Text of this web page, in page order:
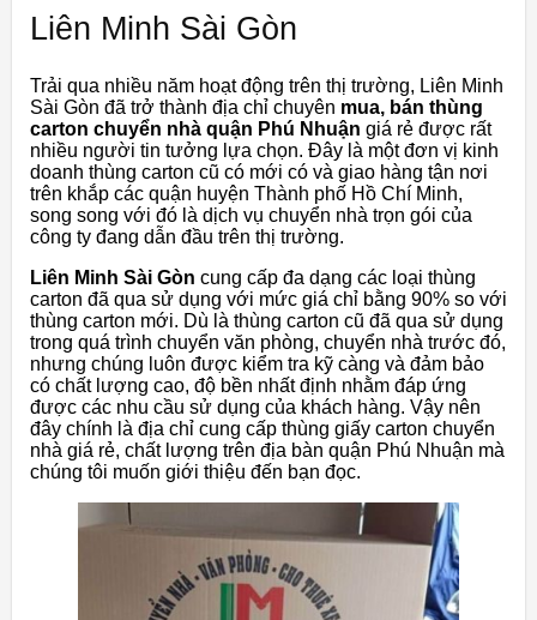
Liên Minh Sài Gòn
Trải qua nhiều năm hoạt động trên thị trường, Liên Minh
Sài Gòn đã trở thành địa chỉ chuyên mua, bán thùng
carton chuyển nhà quận Phú Nhuận giá rẻ được rất
nhiều người tin tưởng lựa chọn. Đây là một đơn vị kinh
doanh thùng carton cũ có mới có và giao hàng tận nơi
trên khắp các quận huyện Thành phố Hồ Chí Minh,
song song với đó là dịch vụ chuyển nhà trọn gói của
công ty đang dẫn đầu trên thị trường.
Liên Minh Sài Gòn cung cấp đa dạng các loại thùng
carton đã qua sử dụng với mức giá chỉ bằng 90% so với
thùng carton mới. Dù là thùng carton cũ đã qua sử dụng
trong quá trình chuyển văn phòng, chuyển nhà trước đó,
nhưng chúng luôn được kiểm tra kỹ càng và đảm bảo
có chất lượng cao, độ bền nhất định nhằm đáp ứng
được các nhu cầu sử dụng của khách hàng. Vậy nên
đây chính là địa chỉ cung cấp thùng giấy carton chuyển
nhà giá rẻ, chất lượng trên địa bàn quận Phú Nhuận mà
chúng tôi muốn giới thiệu đến bạn đọc.